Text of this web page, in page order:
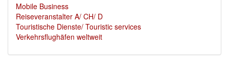
Mobile Business
Reiseveranstalter A/ CH/ D
Touristische Dienste/ Touristic services
Verkehrsflughäfen weltweit